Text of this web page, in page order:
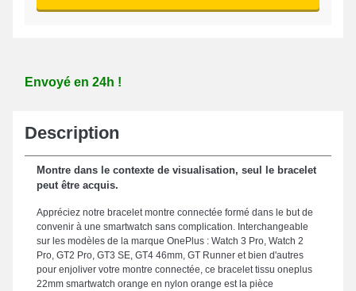
Envoyé en 24h !
Description
Montre dans le contexte de visualisation, seul le bracelet
peut être acquis.
Appréciez notre bracelet montre connectée formé dans le but de
convenir à une smartwatch sans complication. Interchangeable
sur les modèles de la marque OnePlus : Watch 3 Pro, Watch 2
Pro, GT2 Pro, GT3 SE, GT4 46mm, GT Runner et bien d'autres
pour enjoliver votre montre connectée, ce bracelet tissu oneplus
22mm smartwatch orange en nylon orange est la pièce